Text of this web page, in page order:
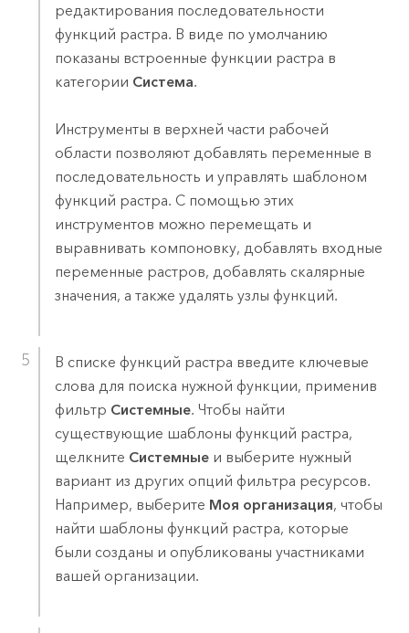
редактирования последовательности
функций растра. В виде по умолчанию
показаны встроенные функции растра в
категории Система.
Инструменты в верхней части рабочей
области позволяют добавлять переменные в
последовательность и управлять шаблоном
функций растра. С помощью этих
инструментов можно перемещать и
выравнивать компоновку, добавлять входные
переменные растров, добавлять скалярные
значения, а также удалять узлы функций.
В списке функций растра введите ключевые
слова для поиска нужной функции, применив
фильтр Системные. Чтобы найти
существующие шаблоны функций растра,
щелкните Системныеи выберите нужный
вариант из других опций фильтра ресурсов.
Например, выберите Моя организация, чтобы
найти шаблоны функций растра, которые
были созданы и опубликованы участниками
вашей организации.